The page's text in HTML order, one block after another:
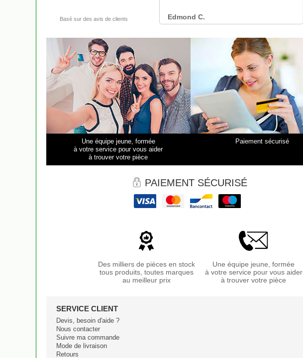
Une équipe jeune, formée
à votre service pour vous aider
à trouver votre pièce
Paiement sécurisé
PAIEMENT SÉCURISÉ
Des milliers de pièces en stock
tous produits, toutes marques
au meilleur prix
Une équipe jeune, formée
à votre service pour vous aider
à trouver votre pièce
SERVICE CLIENT
Devis, besoin d'aide ?
Nous contacter
Suivre ma commande
Mode de livraison
Retours